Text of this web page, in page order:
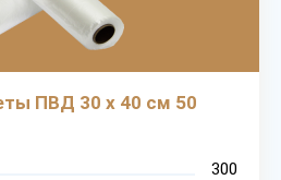
ПВД 30 х 40 см 50
300